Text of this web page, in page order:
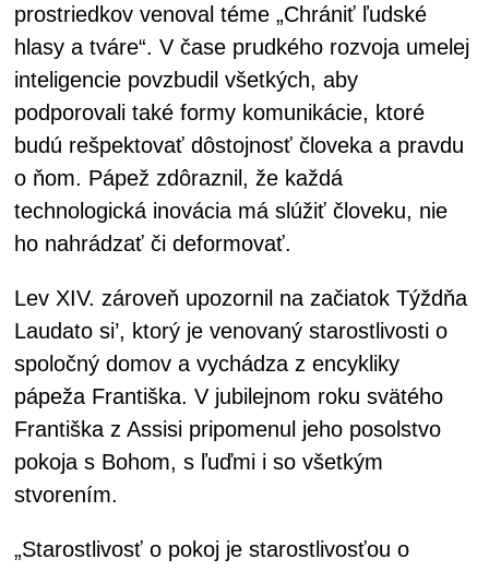
prostriedkov venoval téme „Chrániť ľudské
hlasy a tváre“. V čase prudkého rozvoja umelej
inteligencie povzbudil všetkých, aby
podporovali také formy komunikácie, ktoré
budú rešpektovať dôstojnosť človeka a pravdu
o ňom. Pápež zdôraznil, že každá
technologická inovácia má slúžiť človeku, nie
ho nahrádzať či deformovať.
Lev XIV. zároveň upozornil na začiatok Týždňa
Laudato si’, ktorý je venovaný starostlivosti o
spoločný domov a vychádza z encykliky
pápeža Františka. V jubilejnom roku svätého
Františka z Assisi pripomenul jeho posolstvo
pokoja s Bohom, s ľuďmi i so všetkým
stvorením.
„Starostlivosť o pokoj je starostlivosťou o